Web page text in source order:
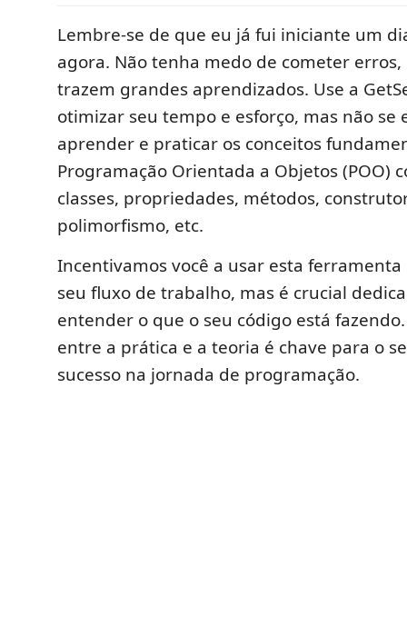
Lembre-se de que eu já fui iniciante um
agora. Não tenha medo de cometer erros,
trazem grandes aprendizados. Use a
otimizar seu tempo e esforço, mas não se
aprender e praticar os conceitos
Programação Orientada a Objetos (POO)
classes, propriedades, métodos,
polimorfismo, etc.
Incentivamos você a usar esta
seu fluxo de trabalho, mas é crucial
entender o que o seu código está
entre a prática e a teoria é chave para o
sucesso na jornada de programação.